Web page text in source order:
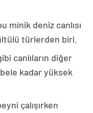
minik deniz canlısı
türlerden biri.
canlıların diğer
kadar yüksek
çalışırken